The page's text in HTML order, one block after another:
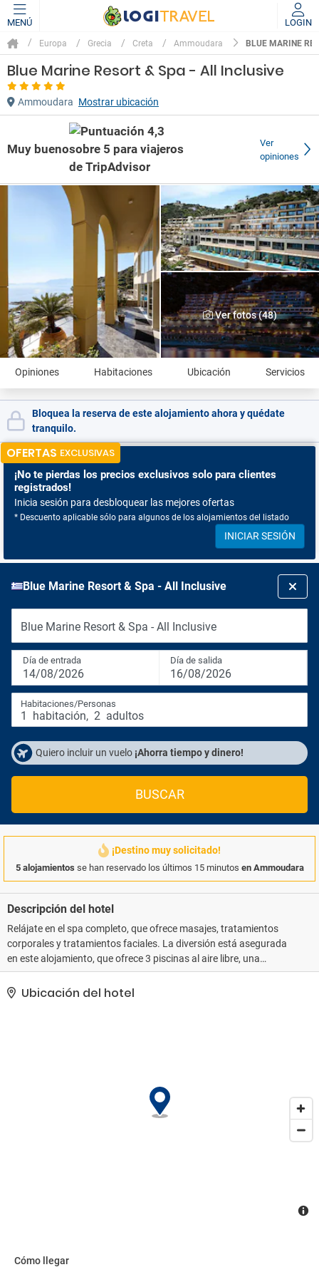
MENÚ LOGIN
Europa Grecia Creta Ammoudara BLUE MARINE
Blue Marine Resort & Spa - All Inclusive
Ammoudara Mostrar ubicación
Muy bueno
Ver
opiniones
Ver fotos (48)
Opiniones Habitaciones Ubicación Servicios
Bloquea la reserva de este alojamiento ahora y quédate
tranquilo.
OFERTAS EXCLUSIVAS
¡No te pierdas los precios exclusivos solo para clientes
registrados!
Inicia sesión para desbloquear las mejores ofertas
* Descuento aplicable sólo para algunos de los alojamientos del listado
INICIAR SESIÓN
Blue Marine Resort & Spa - All Inclusive
Blue Marine Resort & Spa - All Inclusive
Día de entrada
14/08/2026
Día de salida
16/08/2026
Habitaciones/Personas
1 habitación, 2 adultos
Quiero incluir un vuelo ¡Ahorra tiempo y dinero!
BUSCAR
¡Destino muy solicitado!
5 alojamientos se han reservado los últimos 15 minutos en Ammoudara
Descripción del hotel
Relájate en el spa completo, que ofrece masajes, tratamientos
corporales y tratamientos faciales. La diversión está asegurada
en este alojamiento, que ofrece 3 piscinas al aire libre, una
discoteca y una pista de tenis al aire libre. Otros servicios de este
hotel incluyen conexión a Internet wifi gratis, servicio de cuidado
suplemento podrás aprovechar prestaciones como servicio de
transporte al aeropuerto (ida y vuelta) disponible 24 horas y
Ubicación del hotel
Cómo llegar